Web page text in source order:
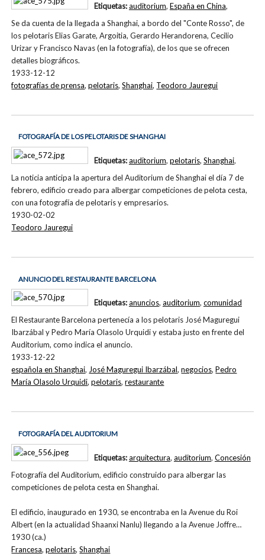
Se da cuenta de la llegada a Shanghai, a bordo del "Conte Rosso", de
los pelotaris Elias Garate, Argoitia, Gerardo Herandorena, Cecilio
Urizar y Francisco Navas (en la fotografía), de los que se ofrecen
detalles biográficos.
1933-12-12
Etiquetas:auditorium, España en China,
fotografías de prensa,pelotaris,Shanghai, Teodoro Jauregui
FOTOGRAFÍA DE LOS PELOTARIS DE SHANGHAI
La noticia anticipa la apertura del Auditorium de Shanghai el día 7 de
febrero, edificio creado para albergar competiciones de pelota cesta,
con una fotografía de pelotaris y empresarios.
1930-02-02
Etiquetas:auditorium, pelotaris, Shanghai,
Teodoro Jauregui
ANUNCIO DEL RESTAURANTE BARCELONA
El Restaurante Barcelona pertenecía a los pelotaris José Maguregui
Ibarzábal y Pedro María Olasolo Urquidi y estaba justo en frente del
Auditorium, como indica el anuncio.
1933-12-22
Etiquetas:anuncios, auditorium, comunidad
española en Shanghai, José Maguregui Ibarzábal,negocios,Pedro
María Olasolo Urquidi,pelotaris,restaurante
FOTOGRAFÍA DEL AUDITORIUM
Fotografía del Auditorium, edificio construido para albergar las
competiciones de pelota cesta en Shanghai.
El edificio, inaugurado en 1930, se encontraba en la Avenue du Roi
Albert (en la actualidad Shaanxi Nanlu) llegando a la Avenue Joffre…
1930 (ca.)
Etiquetas:arquitectura, auditorium, Concesión
Francesa,pelotaris,Shanghai